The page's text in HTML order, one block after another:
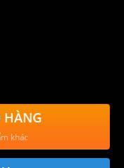
HÀNG
khác